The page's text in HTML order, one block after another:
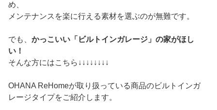
め、
メンテナンスを楽に行える素材を選ぶのが無難です。
でも、 かっこいい「ビルトインガレージ」の家がほし
い！
そんな方にはこちら↓↓↓↓↓↓↓↓
OHANA ReHomeが取り扱っている商品のビルトインガ
レージタイプをご紹介します。